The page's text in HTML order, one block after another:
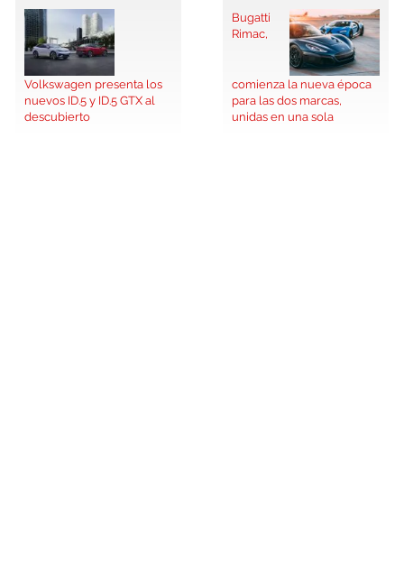
Volkswagen presenta los
nuevos ID.5 y ID.5 GTX al
descubierto
Bugatti
Rimac,
comienza la nueva época
para las dos marcas,
unidas en una sola